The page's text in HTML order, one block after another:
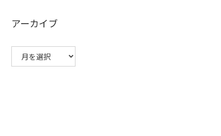
アーカイブ
ー